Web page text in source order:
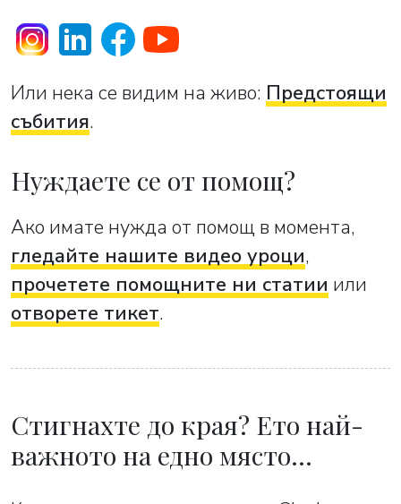
Или нека се видим на живо: Предстоящи
събития.
Нуждаете се от помощ?
Ако имате нужда от помощ в момента,
гледайте нашите видео уроци,
прочетете помощните ни статии или
отворете тикет.
Стигнахте до края? Ето най-
важното на едно място…